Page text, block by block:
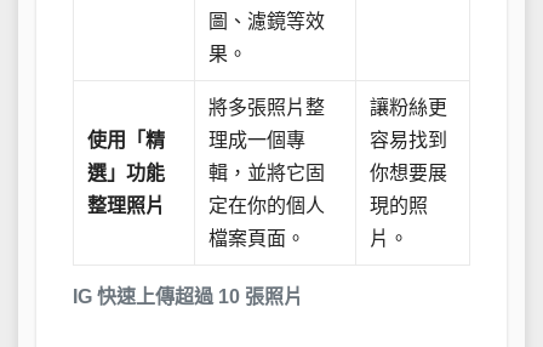
IG 快速上傳超過 10 張照片
圖、濾鏡等效
果。
使用「精
選」功能
整理照片
將多張照片整
理成一個專
輯，並將它固
定在你的個人
檔案頁面。
讓粉絲更
容易找到
你想要展
現的照
片。